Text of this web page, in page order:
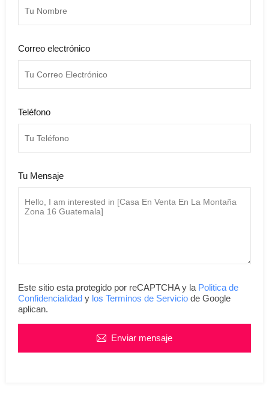
Correo electrónico
Teléfono
Tu Mensaje
Este sitio esta protegido por reCAPTCHA y la Politica de
Confidencialidad y los Terminos de Servicio de Google
aplican.
Enviar mensaje